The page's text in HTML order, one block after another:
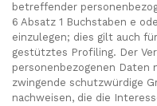
betreffender
6 Absatz 1 Buchstaben e
einzulegen; dies gilt auch
gestütztes Profiling. Der
personenbezogenen Daten
zwingende schutzwürdige
nachweisen, die die